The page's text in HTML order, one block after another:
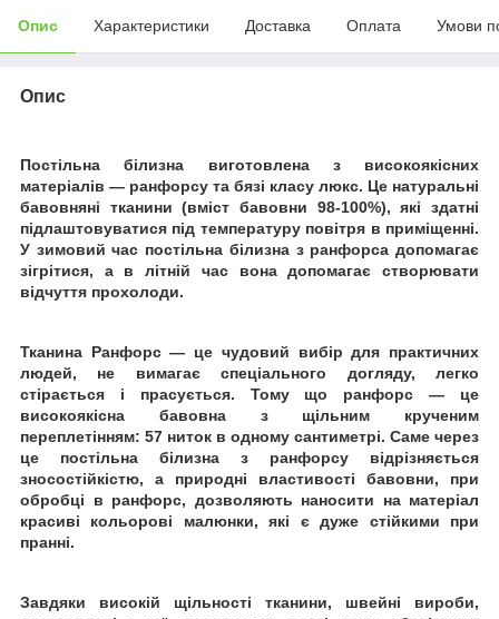
Опис Характеристики Доставка Оплата Умови
Опис
Постільна білизна виготовлена з високоякісних
матеріалів ― ранфорсу та бязі класу люкс. Це натуральні
бавовняні тканини (вміст бавовни 98-100%), які здатні
підлаштовуватися під температуру повітря в приміщенні.
У зимовий час постільна білизна з ранфорса допомагає
зігрітися, а в літній час вона допомагає створювати
відчуття прохолоди.
Тканина Ранфорс ― це чудовий вибір для практичних
людей, не вимагає спеціального догляду, легко
стірається і прасується. Тому що ранфорс ― це
високоякісна бавовна з щільним крученим
переплетінням: 57 ниток в одному сантиметрі. Саме через
це постільна білизна з ранфорсу відрізняється
зносостійкістю, а природні властивості бавовни, при
обробці в ранфорс, дозволяють наносити на матеріал
красиві кольорові малюнки, які є дуже стійкими при
пранні.
Завдяки високій щільності тканини, швейні вироби,